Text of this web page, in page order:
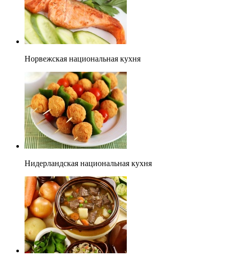
Норвежская национальная кухня
Нидерландская национальная кухня